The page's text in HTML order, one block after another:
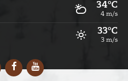
34°C
4 m/s
33°C
3 m/s
FacebookYouTube